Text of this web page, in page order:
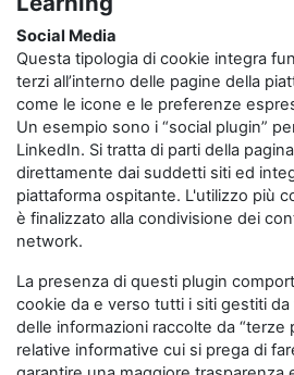
Social Media
Questa tipologia di cookie integra
terzi all’interno delle pagine della
come le icone e le preferenze
Un esempio sono i “social plugin”
LinkedIn. Si tratta di parti della
direttamente dai suddetti siti ed
piattaforma ospitante. L'utilizzo più
è finalizzato alla condivisione dei
network.
La presenza di questi plugin
cookie da e verso tutti i siti gestiti
delle informazioni raccolte da “terze
relative informative cui si prega di